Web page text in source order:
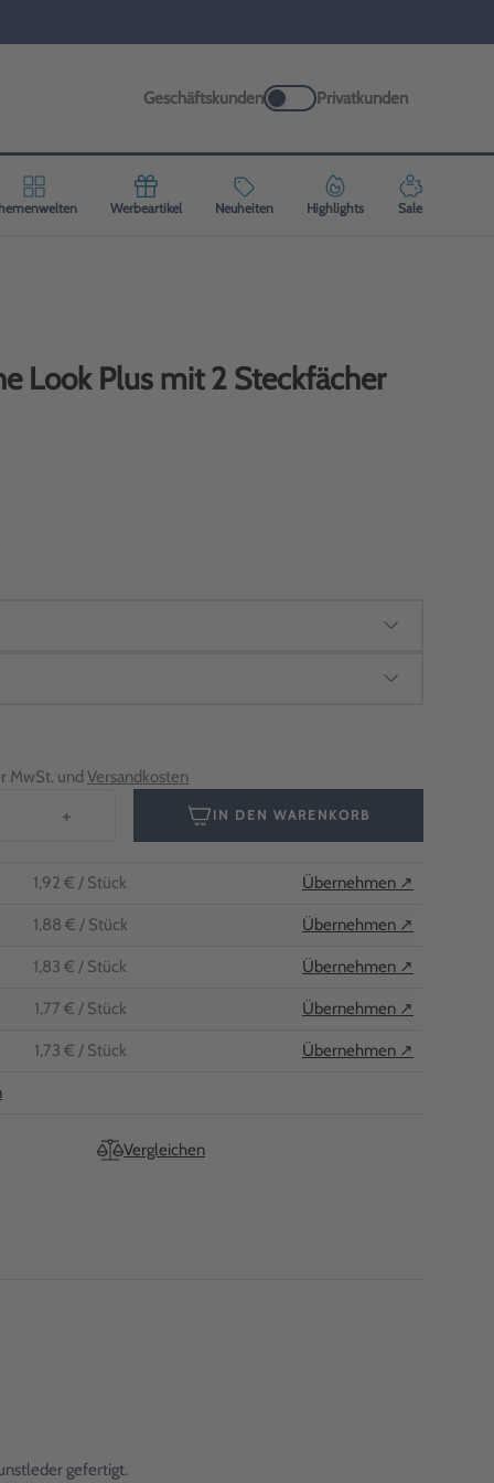
Geschäftskunden Privatkunden
Werbeartikel Neuheiten Highlights Sale
Look Plus mit 2 Steckfächer
MwSt. und Versandkosten
+ IN DEN WARENKORB
1,92 € / Stück Übernehmen ↗
1,88 € / Stück Übernehmen ↗
1,83 € / Stück Übernehmen ↗
1,77 € / Stück Übernehmen ↗
1,73 € / Stück Übernehmen ↗
Vergleichen
gefertigt.